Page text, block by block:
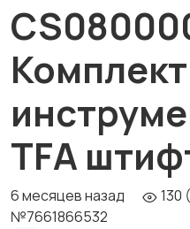
Комплект
TFA
6 месяцев назад
130
№7661866532